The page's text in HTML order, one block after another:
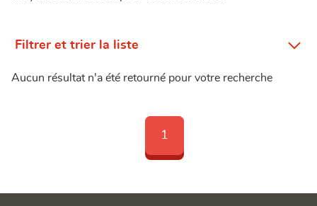
Filtrer et trier la liste
Aucun résultat n'a été retourné pour votre recherche
1